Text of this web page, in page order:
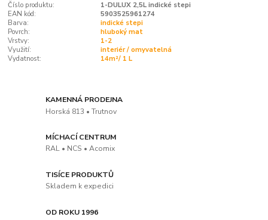
Číslo produktu:
1-DULUX 2,5L indické stepi
EAN kód:
5903525961274
Barva:
indické stepi
Povrch:
hluboký mat
Vrstvy:
1-2
Využití:
interiér / omyvatelná
Vydatnost:
14m²/ 1 L
KAMENNÁ PRODEJNA
Horská 813 • Trutnov
MÍCHACÍ CENTRUM
RAL • NCS • Acomix
TISÍCE PRODUKTŮ
Skladem k expedici
OD ROKU 1996